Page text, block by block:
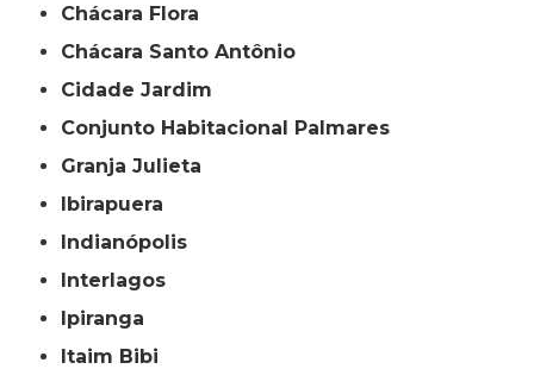
Chácara Flora
Chácara Santo Antônio
Cidade Jardim
Conjunto Habitacional Palmares
Granja Julieta
Ibirapuera
Indianópolis
Interlagos
Ipiranga
Itaim Bibi